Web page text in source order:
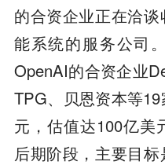
的合资企业正在洽
能系统的服务公司
OpenAI的合资企业
TPG、贝恩资本等
元，估值达100亿美
后期阶段，主要目